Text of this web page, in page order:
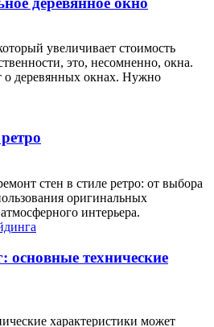
увеличивает стоимость
это, несомненно, окна.
о деревянных окнах. Нужно
стен в стиле ретро: от выбора
оригинальных
интерьера.
технические
характеристики может